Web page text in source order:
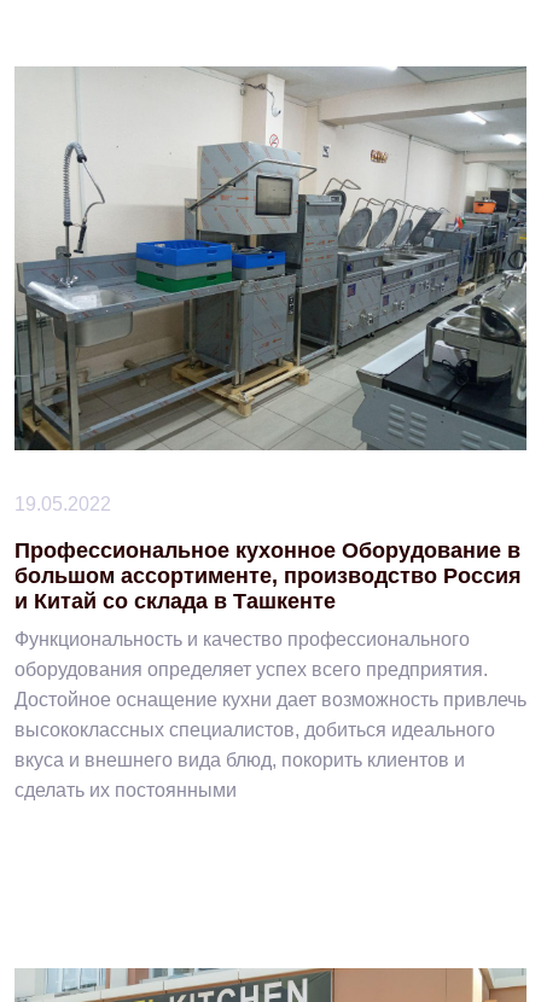
19.05.2022
Профессиональное кухонное Оборудование в
большом ассортименте, производство Россия
и Китай со склада в Ташкенте
Функциональность и качество профессионального
оборудования определяет успех всего предприятия.
Достойное оснащение кухни дает возможность привлечь
высококлассных специалистов, добиться идеального
вкуса и внешнего вида блюд, покорить клиентов и
сделать их постоянными